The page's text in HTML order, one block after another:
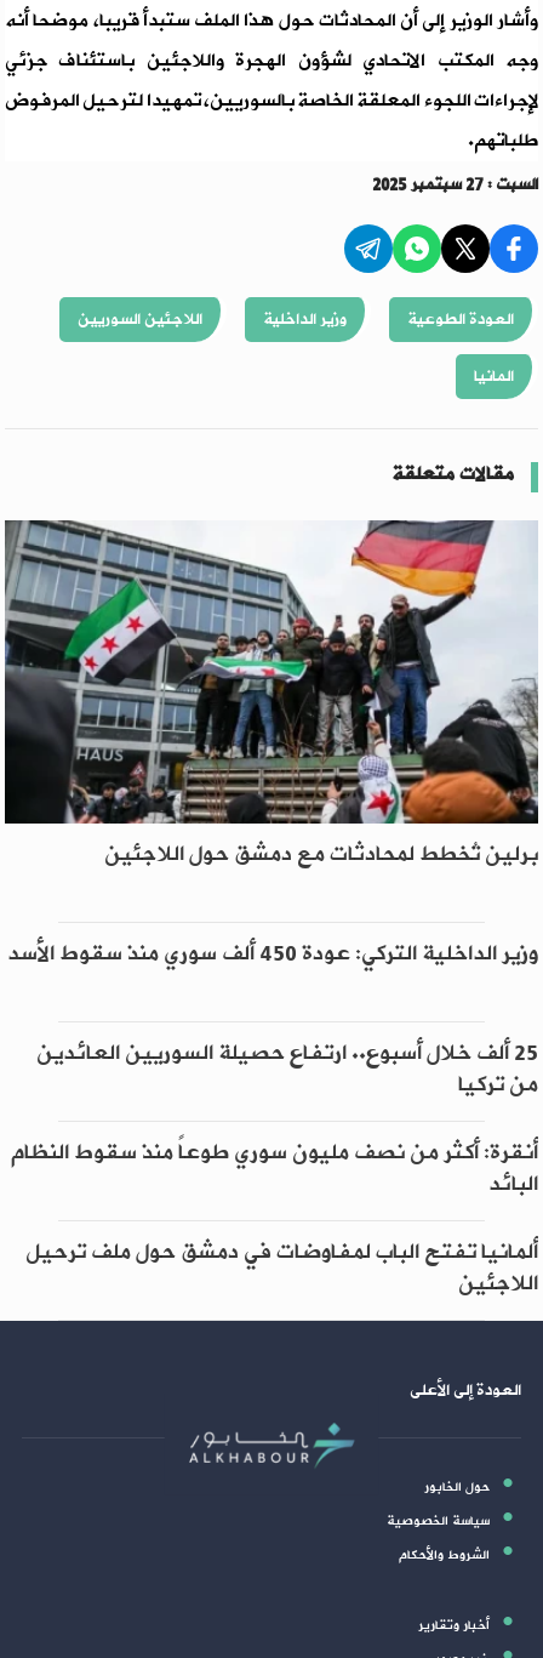
وأشار الوزير إلى أن المحادثات حول هذا الملف ستبدأ قريبا، موضحا أنه
وجه المكتب الاتحادي لشؤون الهجرة واللاجئين باستئناف جزئي
لإجراءات اللجوء المعلقة الخاصة بالسوريين، تمهيدا لترحيل المرفوض
طلباتهم.
السبت : 27 سبتمبر 2025
العودة الطوعية وزير الداخلية
اللاجئين السوريين
المانيا
مقالات متعلقة
برلين تُخطط لمحادثات مع دمشق حول اللاجئين
وزير الداخلية التركي: عودة 450 ألف سوري منذ سقوط الأسد
25 ألف خلال أسبوع.. ارتفاع حصيلة السوريين العائدين
من تركيا
أنقرة: أكثر من نصف مليون سوري طوعاً منذ سقوط النظام
البائد
ألمانيا تفتح الباب لمفاوضات في دمشق حول ملف ترحيل
اللاجئين
العودة إلى الأعلى
حول الخابور
سياسة الخصوصية
الشروط والأحكام
أخبار وتقارير